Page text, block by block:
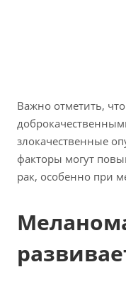
Важно отметить,
злокачественные
факторы могут
рак, особенно при